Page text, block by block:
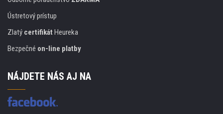
Ústretový prístup
Zlatý certifikát Heureka
Bezpečné on-line platby
NÁJDETE NÁS AJ NA